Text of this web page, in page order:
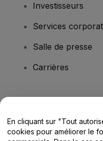
Investisseurs
Services
Salle de presse
Carrières
Centre
En cliquant sur "Tout
cookies pour améliorer le